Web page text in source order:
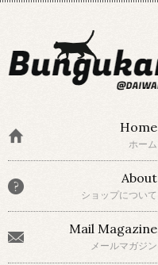
Home
ホーム
About
ショップについて
Mail Magazine
メールマガジン